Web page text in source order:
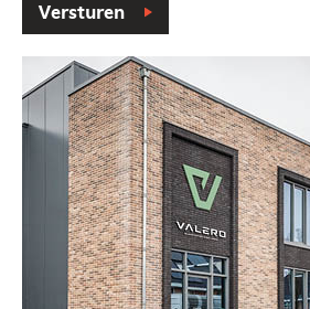
Versturen